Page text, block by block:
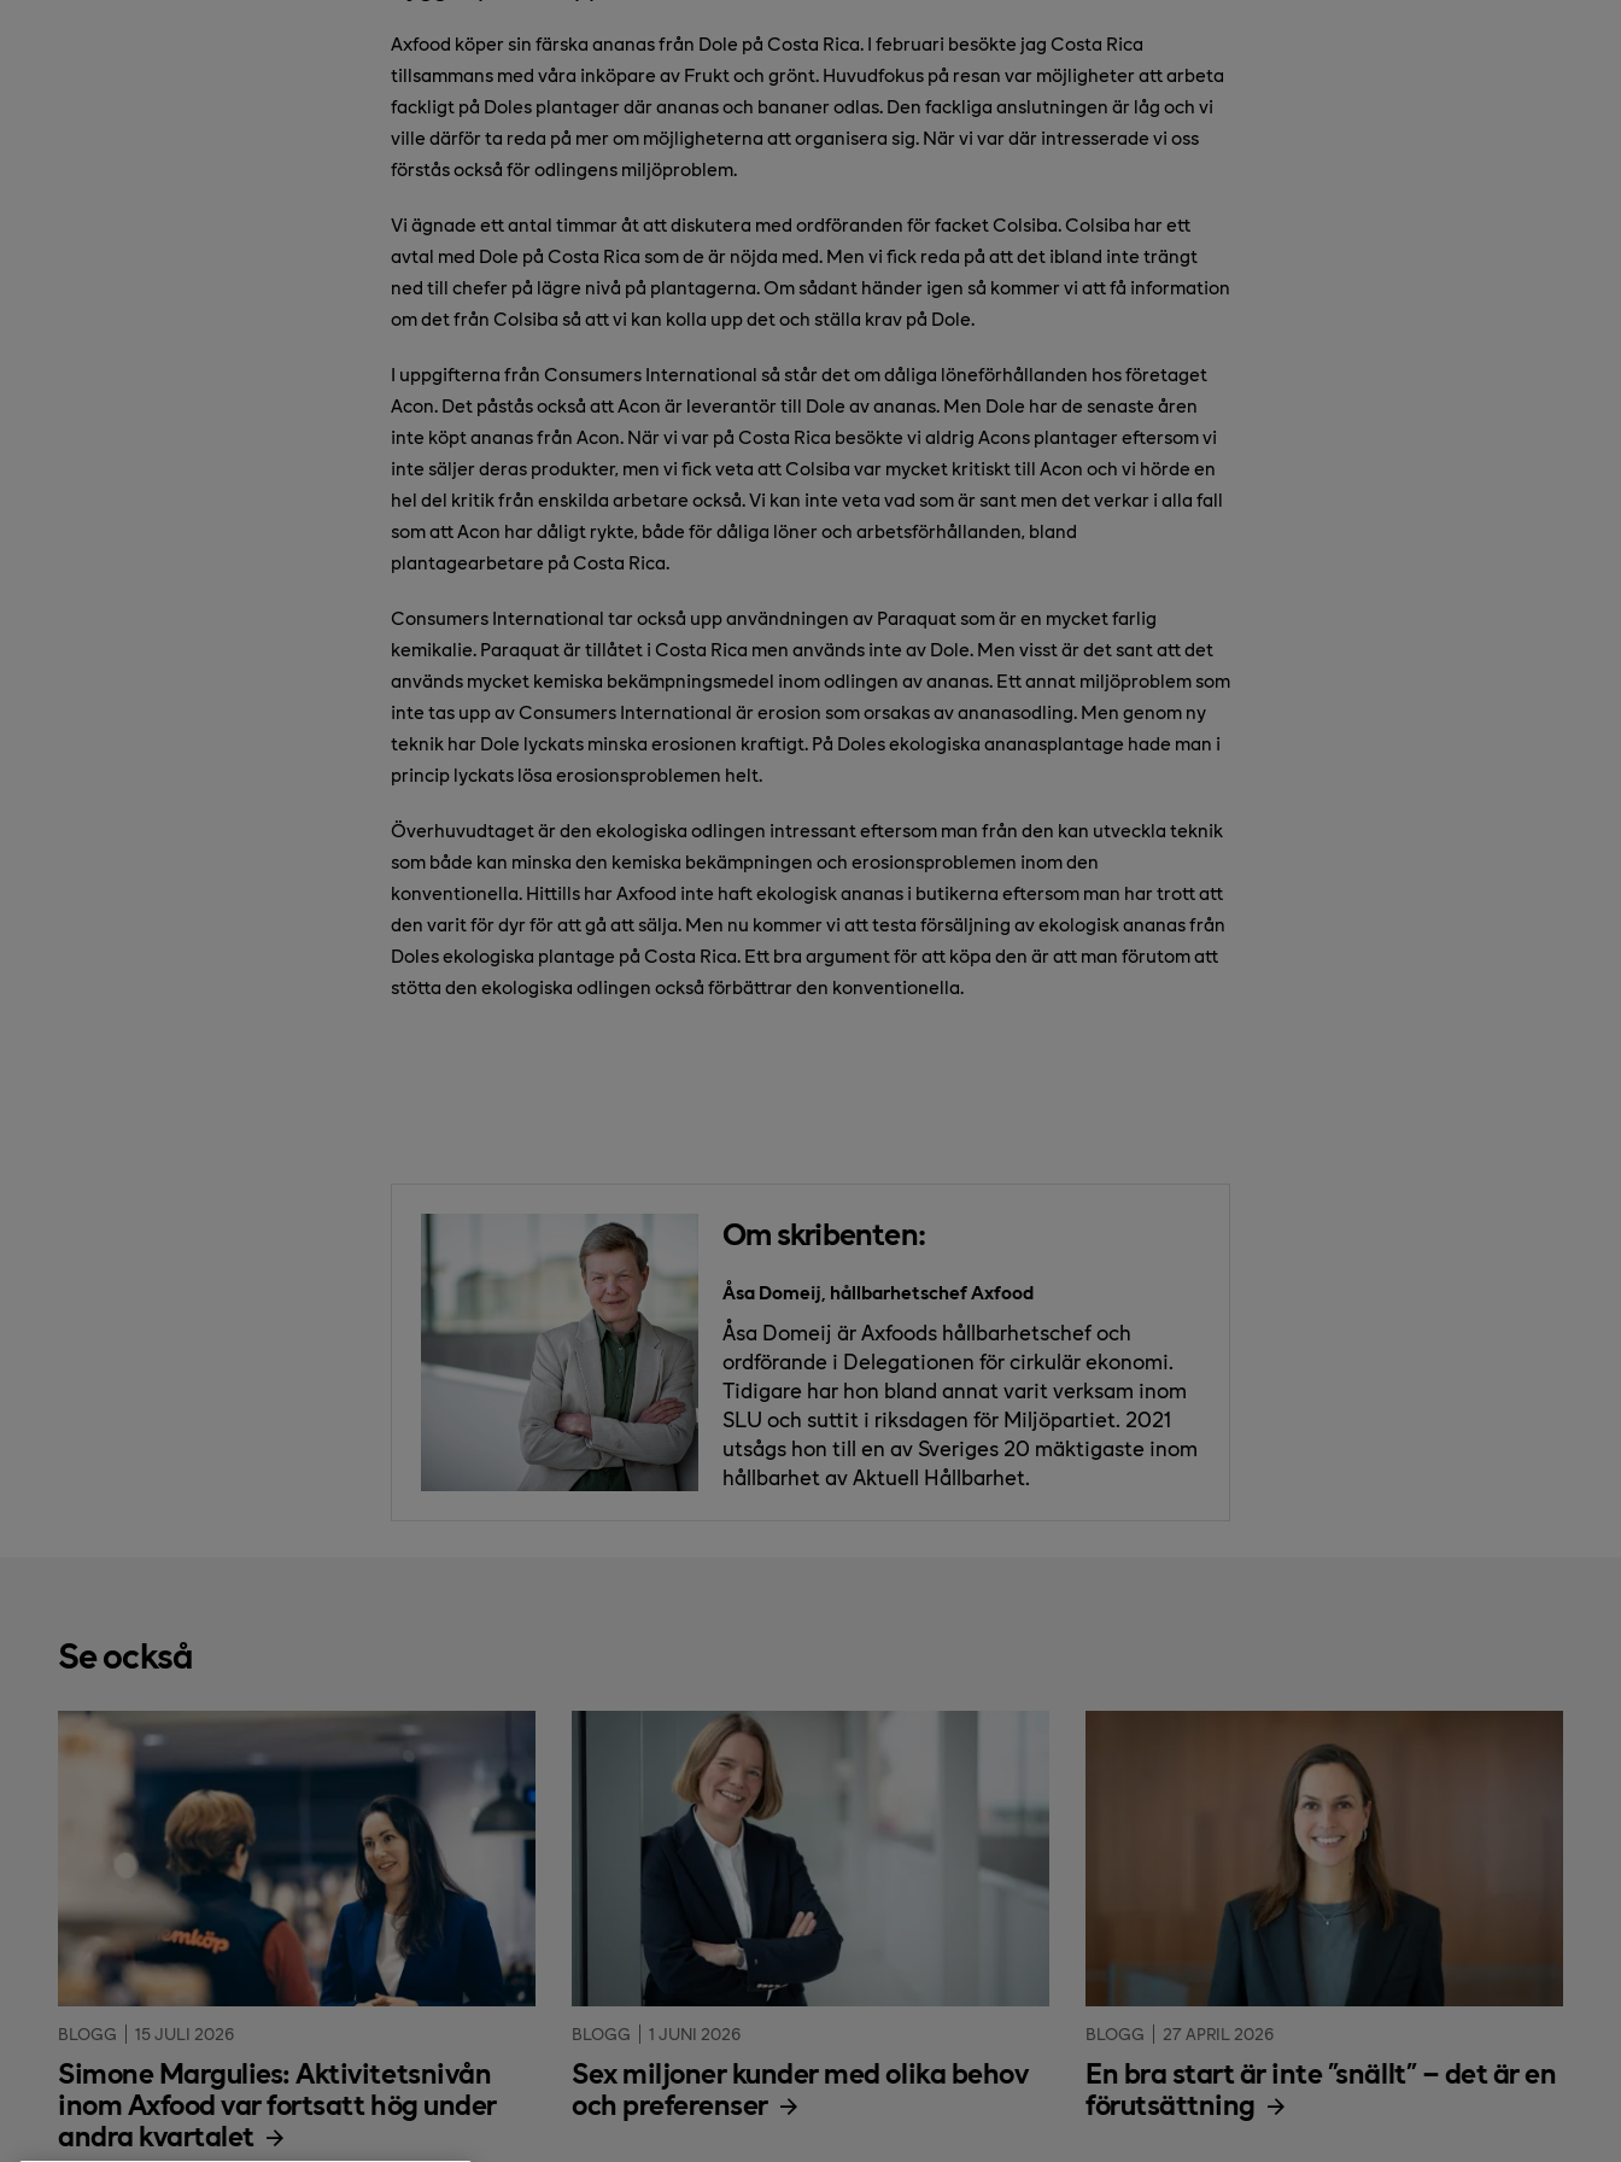
Axfood köper sin färska ananas från Dole på Costa Rica. I februari besökte jag Costa Rica
tillsammans med våra inköpare av Frukt och grönt. Huvudfokus på resan var möjligheter att arbeta
fackligt på Doles plantager där ananas och bananer odlas. Den fackliga anslutningen är låg och vi
ville därför ta reda på mer om möjligheterna att organisera sig. När vi var där intresserade vi oss
förstås också för odlingens miljöproblem.
Vi ägnade ett antal timmar åt att diskutera med ordföranden för facket Colsiba. Colsiba har ett
avtal med Dole på Costa Rica som de är nöjda med. Men vi fick reda på att det ibland inte trängt
ned till chefer på lägre nivå på plantagerna. Om sådant händer igen så kommer vi att få information
om det från Colsiba så att vi kan kolla upp det och ställa krav på Dole.
I uppgifterna från Consumers International så står det om dåliga löneförhållanden hos företaget
Acon. Det påstås också att Acon är leverantör till Dole av ananas. Men Dole har de senaste åren
inte köpt ananas från Acon. När vi var på Costa Rica besökte vi aldrig Acons plantager eftersom vi
inte säljer deras produkter, men vi fick veta att Colsiba var mycket kritiskt till Acon och vi hörde en
hel del kritik från enskilda arbetare också. Vi kan inte veta vad som är sant men det verkar i alla fall
som att Acon har dåligt rykte, både för dåliga löner och arbetsförhållanden, bland
plantagearbetare på Costa Rica.
Consumers International tar också upp användningen av Paraquat som är en mycket farlig
kemikalie. Paraquat är tillåtet i Costa Rica men används inte av Dole. Men visst är det sant att det
används mycket kemiska bekämpningsmedel inom odlingen av ananas. Ett annat miljöproblem som
inte tas upp av Consumers International är erosion som orsakas av ananasodling. Men genom ny
teknik har Dole lyckats minska erosionen kraftigt. På Doles ekologiska ananasplantage hade man i
princip lyckats lösa erosionsproblemen helt.
Överhuvudtaget är den ekologiska odlingen intressant eftersom man från den kan utveckla teknik
som både kan minska den kemiska bekämpningen och erosionsproblemen inom den
konventionella. Hittills har Axfood inte haft ekologisk ananas i butikerna eftersom man har trott att
den varit för dyr för att gå att sälja. Men nu kommer vi att testa försäljning av ekologisk ananas från
Doles ekologiska plantage på Costa Rica. Ett bra argument för att köpa den är att man förutom att
stötta den ekologiska odlingen också förbättrar den konventionella.
Om skribenten:
Åsa Domeij, hållbarhetschef Axfood
Åsa Domeij är Axfoods hållbarhetschef och
ordförande i Delegationen för cirkulär ekonomi.
Tidigare har hon bland annat varit verksam inom
SLU och suttit i riksdagen för Miljöpartiet. 2021
utsågs hon till en av Sveriges 20 mäktigaste inom
hållbarhet av Aktuell Hållbarhet.
Se också
BLOGG 15 JULI 2026
Simone Margulies: Aktivitetsnivån
inom Axfood var fortsatt hög under
andra kvartalet
BLOGG 1 JUNI 2026
Sex miljoner kunder med olika behov
och preferenser
BLOGG 27 APRIL 2026
En bra start är inte ”snällt” – det är en
förutsättning